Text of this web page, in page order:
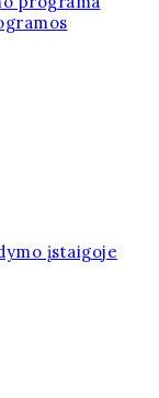
įstaigoje